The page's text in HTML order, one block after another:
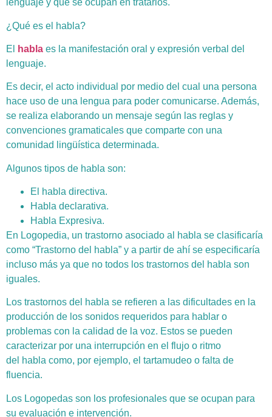
lenguaje y que se ocupan en tratarlos.
¿Qué es el habla?
El habla es la manifestación oral y expresión verbal del
lenguaje.
Es decir, el acto individual por medio del cual una persona
hace uso de una lengua para poder comunicarse. Además,
se realiza elaborando un mensaje según las reglas y
convenciones gramaticales que comparte con una
comunidad lingüística determinada.
Algunos tipos de habla son:
El habla directiva.
Habla declarativa.
Habla Expresiva.
En Logopedia, un trastorno asociado al habla se clasificaría
como “Trastorno del habla” y a partir de ahí se especificaría
incluso más ya que no todos los trastornos del habla son
iguales.
Los trastornos del habla se refieren a las dificultades en la
producción de los sonidos requeridos para hablar o
problemas con la calidad de la voz. Estos se pueden
caracterizar por una interrupción en el flujo o ritmo
del habla como, por ejemplo, el tartamudeo o falta de
fluencia.
Los Logopedas son los profesionales que se ocupan para
su evaluación e intervención.